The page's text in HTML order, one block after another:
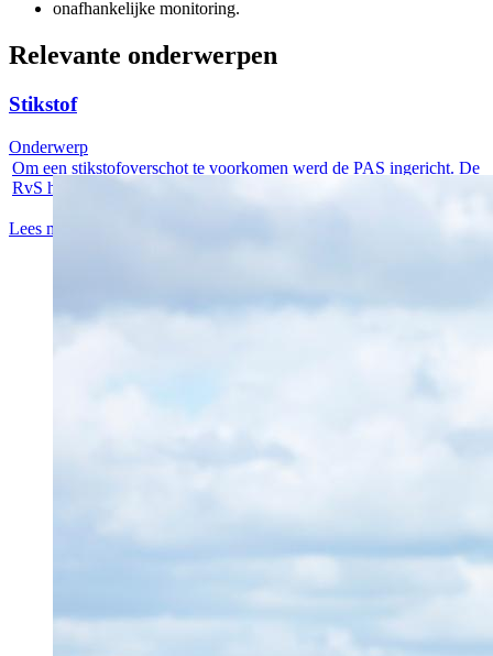
onafhankelijke monitoring.
Relevante onderwerpen
Stikstof
Om een stikstofoverschot te voorkomen werd de PAS ingericht. De
RvS heeft...
Lees meer
Onderwerp